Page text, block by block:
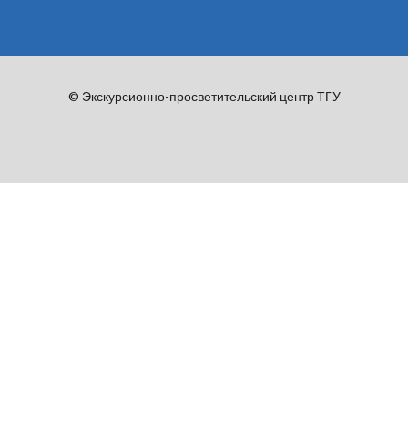
© Экскурсионно-просветительский центр ТГУ